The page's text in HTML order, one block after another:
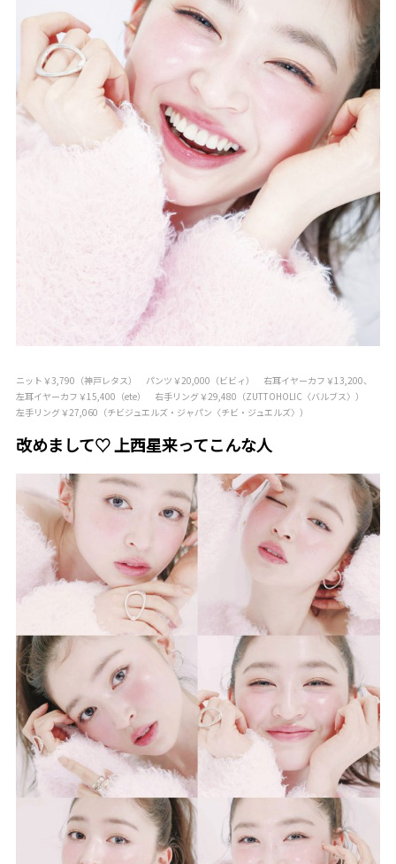
ニット￥3,790（神戸レタス） パンツ￥20,000（ビビィ） 右耳イヤーカフ￥13,200、
左耳イヤーカフ￥15,400（ete） 右手リング￥29,480（ZUTTOHOLIC〈バルブス〉）
左手リング￥27,060（チビジュエルズ・ジャパン〈チビ・ジュエルズ〉）
改めまして♡ 上西星来ってこんな人